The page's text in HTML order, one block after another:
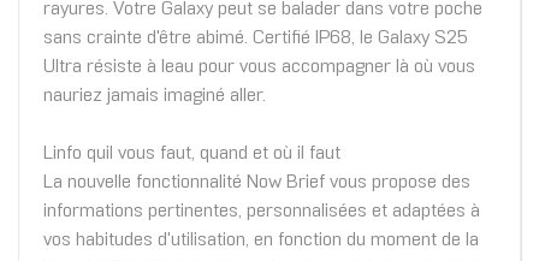
rayures. Votre Galaxy peut se balader dans votre poche
sans crainte d'être abimé. Certifié IP68, le Galaxy S25
Ultra résiste à leau pour vous accompagner là où vous
nauriez jamais imaginé aller.
Linfo quil vous faut, quand et où il faut
La nouvelle fonctionnalité Now Brief vous propose des
informations pertinentes, personnalisées et adaptées à
vos habitudes d'utilisation, en fonction du moment de la